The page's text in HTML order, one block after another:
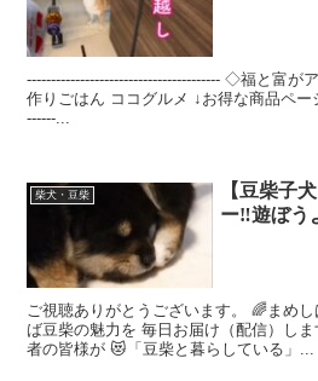
---------------------------------------- ◇福と富が
作りごはん ココグルメ ↓お得な商品ペー
------...
柴犬・豆柴
【豆柴子
ー‼️遊ぼ
ご視聴ありがとうございます。 🌈まめ
ば豆柴の魅力を 毎日お届け（配信）し
者の皆様が 😻「豆柴と暮らしている」...